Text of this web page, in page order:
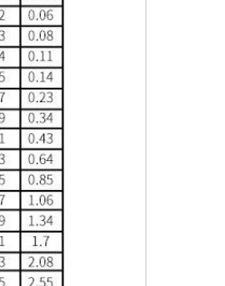
Bi Inox vật liệu 316L
Bi NTN Vật Liệu Inox
304